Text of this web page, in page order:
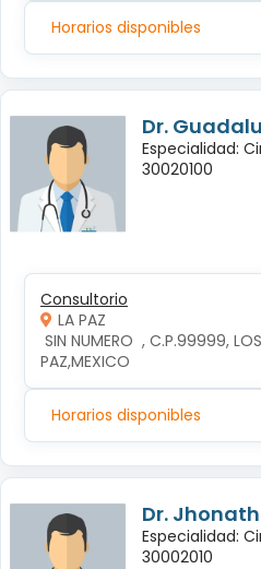
Horarios disponibles
Dr.
Especialidad:
30020100
Consultorio
LA PAZ
PAZ,MEXICO
Horarios disponibles
Dr.
Especialidad:
30002010